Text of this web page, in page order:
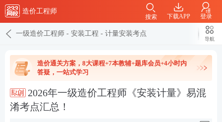
造价工程师
下载APP 登录
搜索
一级造价工程师 - 安装工程 - 计量安装考点
导航
造价通关方案，8大课程+7本教辅+题库会员+4小时内
答疑，一站式学习
2026年一级造价工程师《安装计量》易混
淆考点汇总！